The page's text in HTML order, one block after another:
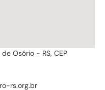
Osório - RS, CEP
rs.org.br